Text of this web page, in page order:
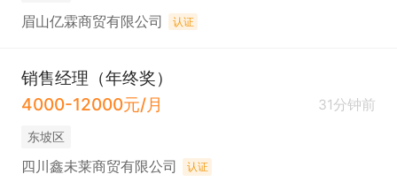
眉山亿霖商贸有限公司 认证
销售经理（年终奖）
4000-12000元/月
31分钟前
东坡区
四川鑫未莱商贸有限公司 认证